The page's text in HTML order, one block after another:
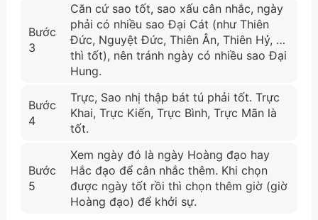
Bước
3
Căn cứ sao tốt, sao xấu cân nhắc, ngày
phải có nhiều sao Đại Cát (như Thiên
Đức, Nguyệt Đức, Thiên Ân, Thiên Hỷ, …
thì tốt), nên tránh ngày có nhiều sao Đại
Hung.
Bước
4
Trực, Sao nhị thập bát tú phải tốt. Trực
Khai, Trực Kiến, Trực Bình, Trực Mãn là
tốt.
Bước
5
Xem ngày đó là ngày Hoàng đạo hay
Hắc đạo để cân nhắc thêm. Khi chọn
được ngày tốt rồi thì chọn thêm giờ (giờ
Hoàng đạo) để khởi sự.